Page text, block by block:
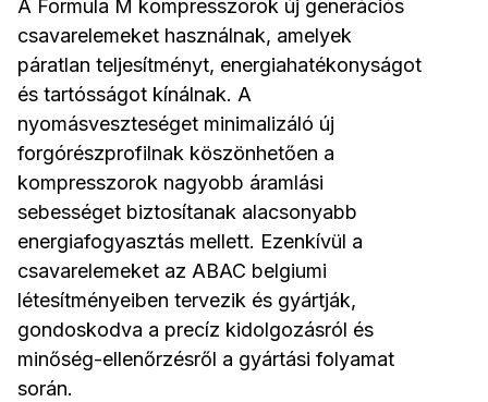
A Formula M kompresszorok új generációs
csavarelemeket használnak, amelyek
páratlan teljesítményt, energiahatékonyságot
és tartósságot kínálnak. A
nyomásveszteséget minimalizáló új
forgórészprofilnak köszönhetően a
kompresszorok nagyobb áramlási
sebességet biztosítanak alacsonyabb
energiafogyasztás mellett. Ezenkívül a
csavarelemeket az ABAC belgiumi
létesítményeiben tervezik és gyártják,
gondoskodva a precíz kidolgozásról és
minőség-ellenőrzésről a gyártási folyamat
során.